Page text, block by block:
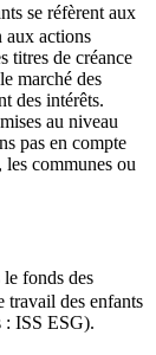
se réfèrent aux
aux actions
titres de créance
marché des
des intérêts.
au niveau
pas en compte
les communes ou
fonds des
travail des enfants
: ISS ESG).